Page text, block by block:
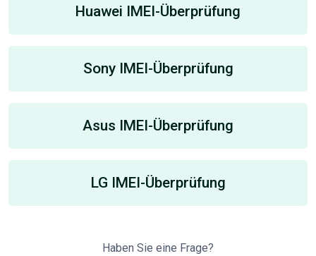
Huawei IMEI-Überprüfung
Sony IMEI-Überprüfung
Asus IMEI-Überprüfung
LG IMEI-Überprüfung
Haben Sie eine Frage?